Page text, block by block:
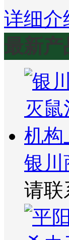
详细介
最新产
银川
请联